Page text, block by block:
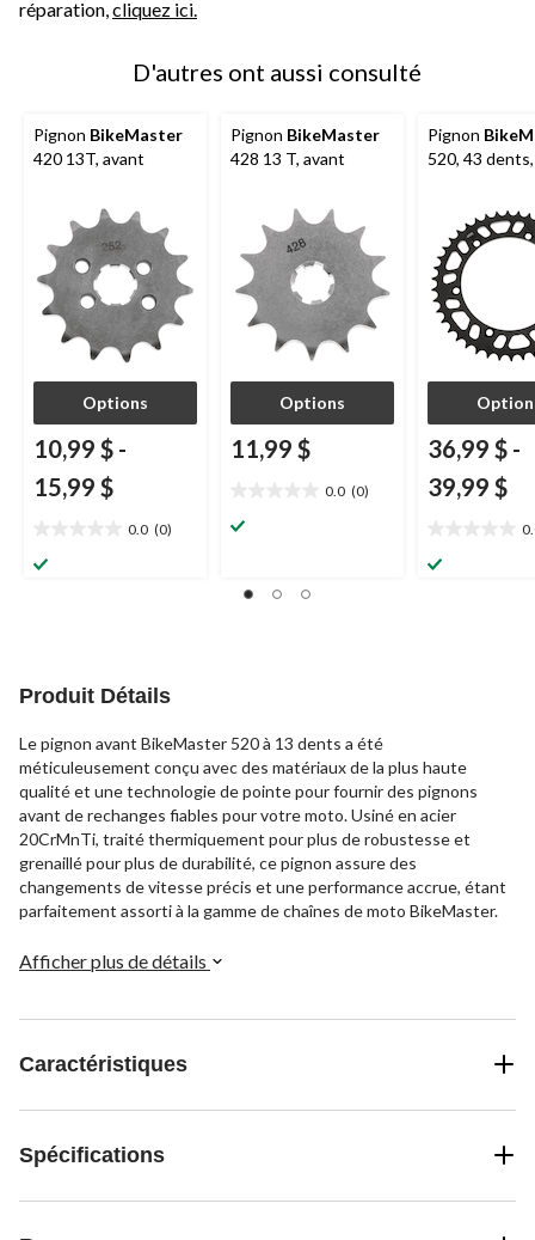
réparation, cliquez ici.
D'autres ont aussi consulté
Pignon BikeMaster
420 13T, avant
Options
10,99 $ -
15,99 $
0.0 (0)
étoile(s)
Pignon BikeMaster
428 13 T, avant
Options
11,99 $
0.0 (0)
étoile(s)
Pignon
520, 43
36,99 $ -
39,99 $
étoile(s)
Produit Détails
Le pignon avant BikeMaster 520 à 13 dents a été
méticuleusement conçu avec des matériaux de la plus haute
qualité et une technologie de pointe pour fournir des pignons
avant de rechanges fiables pour votre moto. Usiné en acier
20CrMnTi, traité thermiquement pour plus de robustesse et
grenaillé pour plus de durabilité, ce pignon assure des
changements de vitesse précis et une performance accrue, étant
parfaitement assorti à la gamme de chaînes de moto BikeMaster.
Afficher plus de détails
Caractéristiques
Spécifications